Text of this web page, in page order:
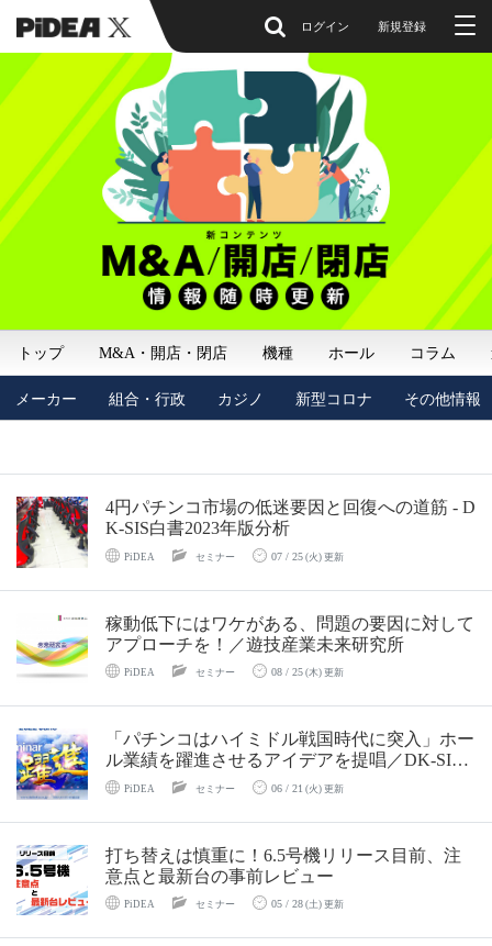
ログイン 新規登録
トップ M&A・開店・閉店 機種 ホール コラム
メーカー 組合・行政 カジノ 新型コロナ その他情報
4円パチンコ市場の低迷要因と回復への道筋 - D
K-SIS白書2023年版分析
PiDEA セミナー 07 / 25(火) 更新
稼動低下にはワケがある、問題の要因に対して
アプローチを！／遊技産業未来研究所
PiDEA セミナー 08 / 25(木) 更新
「パチンコはハイミドル戦国時代に突入」ホー
ル業績を躍進させるアイデアを提唱／DK-SIS
セミナー
PiDEA セミナー 06 / 21 (火) 更新
打ち替えは慎重に！6.5号機リリース目前、注
意点と最新台の事前レビュー
PiDEA セミナー 05 / 28(土) 更新